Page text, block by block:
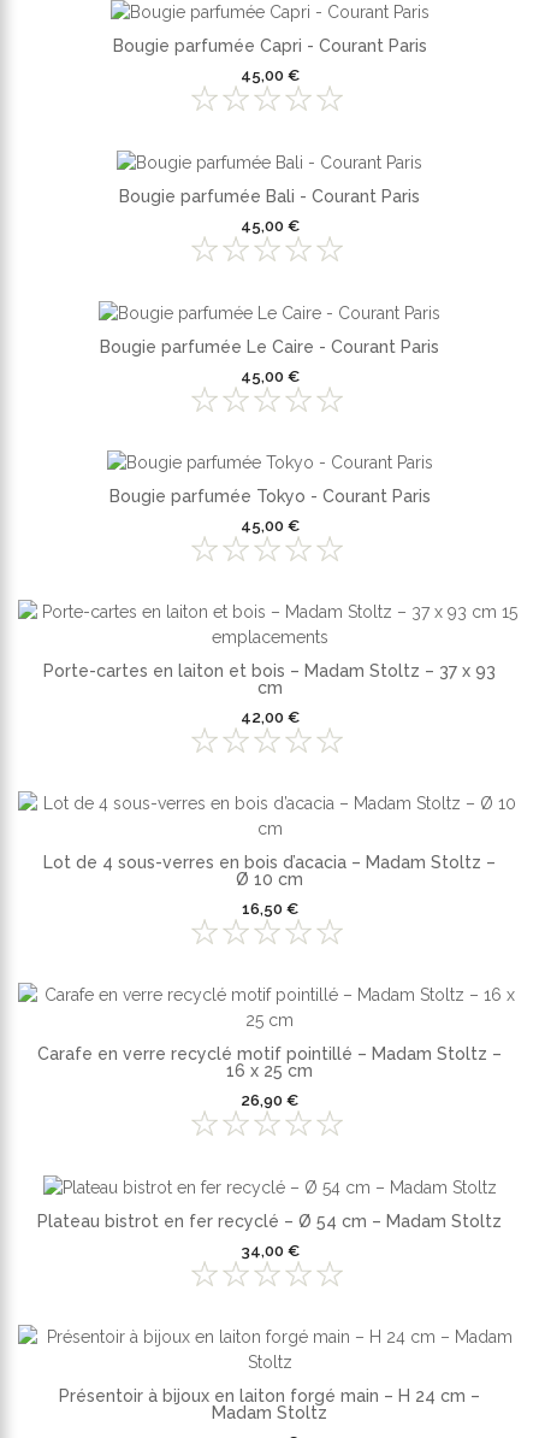
Bougie parfumée Capri - Courant Paris
45,00 €
Bougie parfumée Bali - Courant Paris
45,00 €
Bougie parfumée Le Caire - Courant Paris
45,00 €
Bougie parfumée Tokyo - Courant Paris
45,00 €
Porte-cartes en laiton et bois – Madam Stoltz – 37 x 93
cm
42,00 €
Lot de 4 sous-verres en bois d’acacia – Madam Stoltz –
Ø 10 cm
16,50 €
Carafe en verre recyclé motif pointillé – Madam Stoltz –
16 x 25 cm
26,90 €
Plateau bistrot en fer recyclé – Ø 54 cm – Madam Stoltz
34,00 €
Présentoir à bijoux en laiton forgé main – H 24 cm –
Madam Stoltz